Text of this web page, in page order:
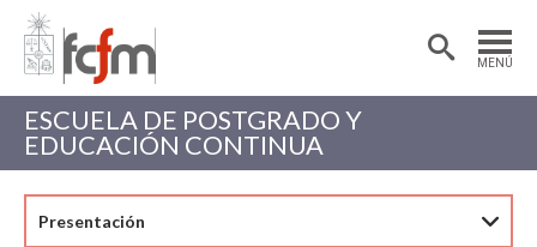
MENÚ
Estudiantes
Académicas/os
ESCUELA DE POSTGRADO Y
EDUCACIÓN CONTINUA
Presentación